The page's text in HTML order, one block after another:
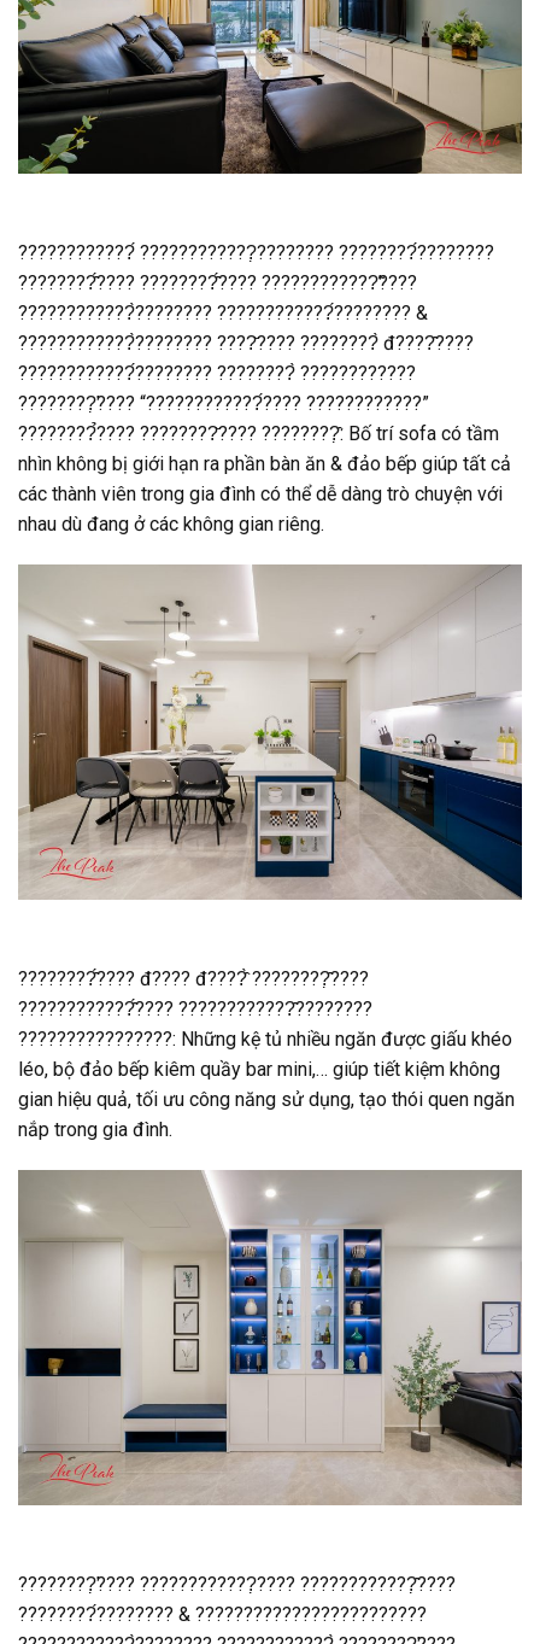
????????????́ ????????????̣???????? ????????́????????
????????̂́???? ????????̂́???? ????????????̛̃????
????????????̀???????? ????????????́???????? &
????????????̀???????? ????̆???? ????????̀ đ????̂????
????????????́???????? ????????̀ ????????????
????????̛̣???? “????????????́???? ????????????”
????????̉???? ????????̆???? ????????̣̂: Bố trí sofa có tầm
nhìn không bị giới hạn ra phần bàn ăn & đảo bếp giúp tất cả
các thành viên trong gia đình có thể dễ dàng trò chuyện với
nhau dù đang ở các không gian riêng.
????????̂́???? đ???? đ????̂̀ ????????̣̂????
????????????̂́???? ????????????̂????????
????????????????: Những kệ tủ nhiều ngăn được giấu khéo
léo, bộ đảo bếp kiêm quầy bar mini,… giúp tiết kiệm không
gian hiệu quả, tối ưu công năng sử dụng, tạo thói quen ngăn
nắp trong gia đình.
????????̛̣???? ????????????̣???? ????????????̣̂????
????????́???????? & ????????????????????????